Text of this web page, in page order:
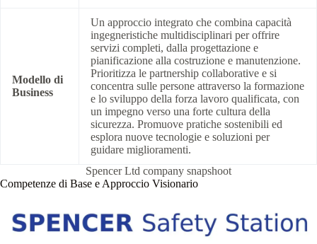
Modello di
Business
Un approccio integrato che combina capacità
ingegneristiche multidisciplinari per offrire
servizi completi, dalla progettazione e
pianificazione alla costruzione e manutenzione.
Prioritizza le partnership collaborative e si
concentra sulle persone attraverso la formazione
e lo sviluppo della forza lavoro qualificata, con
un impegno verso una forte cultura della
sicurezza. Promuove pratiche sostenibili ed
esplora nuove tecnologie e soluzioni per
guidare miglioramenti.
Spencer Ltd company snapshoot
Competenze di Base e Approccio Visionario